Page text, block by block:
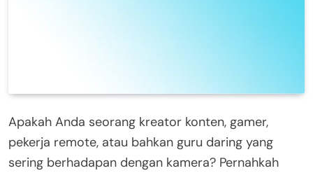
Apakah Anda seorang kreator konten, gamer,
pekerja remote, atau bahkan guru daring yang
sering berhadapan dengan kamera? Pernahkah